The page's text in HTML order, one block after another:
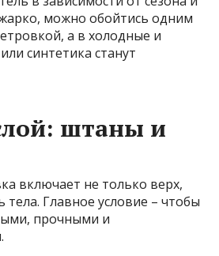
можно обойтись одним
а в холодные и
синтетика станут
штаны и
включает не только верх,
Главное условие – чтобы
прочными и